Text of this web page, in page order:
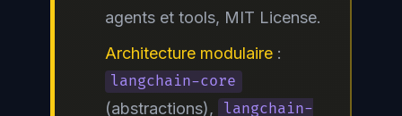
agents et tools, MIT License.
Architecture modulaire :
langchain-core
(abstractions),
langchain-